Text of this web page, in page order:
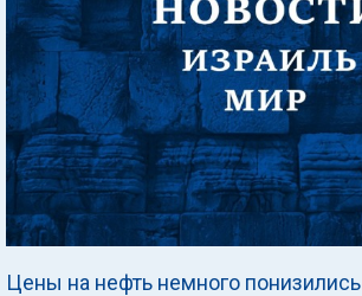
Цены на нефть немного понизились